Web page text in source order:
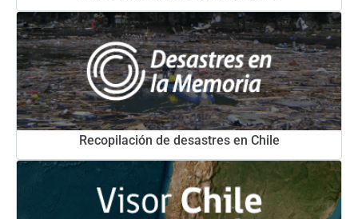
Recopilación de desastres en Chile